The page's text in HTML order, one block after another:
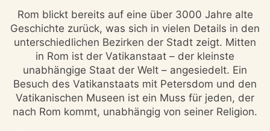
Rom blickt bereits auf eine über 3000 Jahre alte
Geschichte zurück, was sich in vielen Details in den
unterschiedlichen Bezirken der Stadt zeigt. Mitten
in Rom ist der Vatikanstaat – der kleinste
unabhängige Staat der Welt – angesiedelt. Ein
Besuch des Vatikanstaats mit Petersdom und den
Vatikanischen Museen ist ein Muss für jeden, der
nach Rom kommt, unabhängig von seiner Religion.